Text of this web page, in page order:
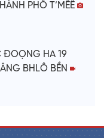
PHỐ T’MÊÊ
ĐOỌNG HA 19
BHLÔ BỀN